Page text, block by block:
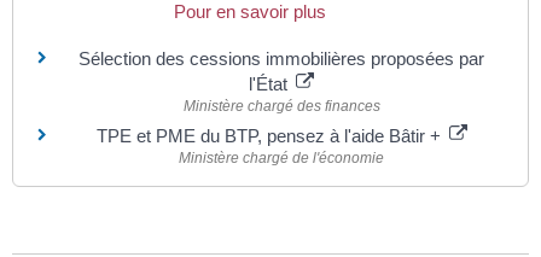
Pour en savoir plus
Sélection des cessions immobilières proposées par
l'État
Ministère chargé des finances
TPE et PME du BTP, pensez à l'aide Bâtir +
Ministère chargé de l'économie